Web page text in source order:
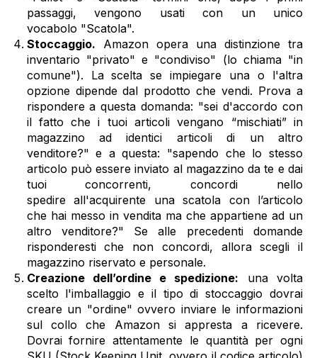
passaggi, vengono usati con un unico
vocabolo "Scatola".
Stoccaggio. Amazon opera una distinzione tra
inventario "privato" e "condiviso" (lo chiama "in
comune"). La scelta se impiegare una o l'altra
opzione dipende dal prodotto che vendi. Prova a
rispondere a questa domanda: "sei d'accordo con
il fatto che i tuoi articoli vengano “mischiati” in
magazzino ad identici articoli di un altro
venditore?" e a questa: "sapendo che lo stesso
articolo può essere inviato al magazzino da te e dai
tuoi concorrenti, concordi nello
spedire all'acquirente una scatola con l’articolo
che hai messo in vendita ma che appartiene ad un
altro venditore?" Se alle precedenti domande
risponderesti che non concordi, allora scegli il
magazzino riservato e personale.
Creazione dell’ordine e spedizione: una volta
scelto l'imballaggio e il tipo di stoccaggio dovrai
creare un "ordine" ovvero inviare le informazioni
sul collo che Amazon si appresta a ricevere.
Dovrai fornire attentamente le quantità per ogni